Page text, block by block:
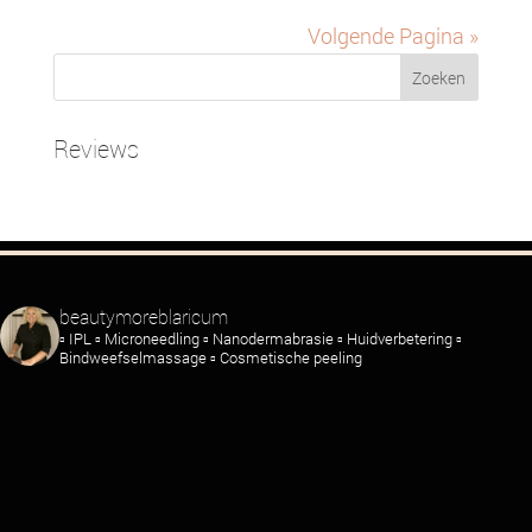
Volgende Pagina »
Reviews
beautymoreblaricum
▫️ IPL▫️ Microneedling▫️ Nanodermabrasie▫️ Huidverbetering▫️
Bindweefselmassage▫️ Cosmetische peeling